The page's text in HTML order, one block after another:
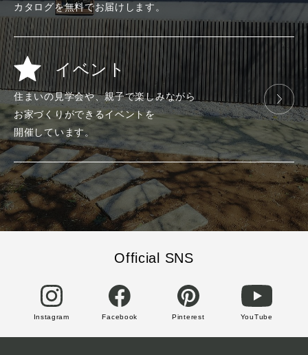
カタログを無料でお届けします。
イベント
住まいの見学会や、親子で楽しみながら
お家づくりができるイベントを
開催しています。
Official SNS
Instagram Facebook Pinterest YouTube